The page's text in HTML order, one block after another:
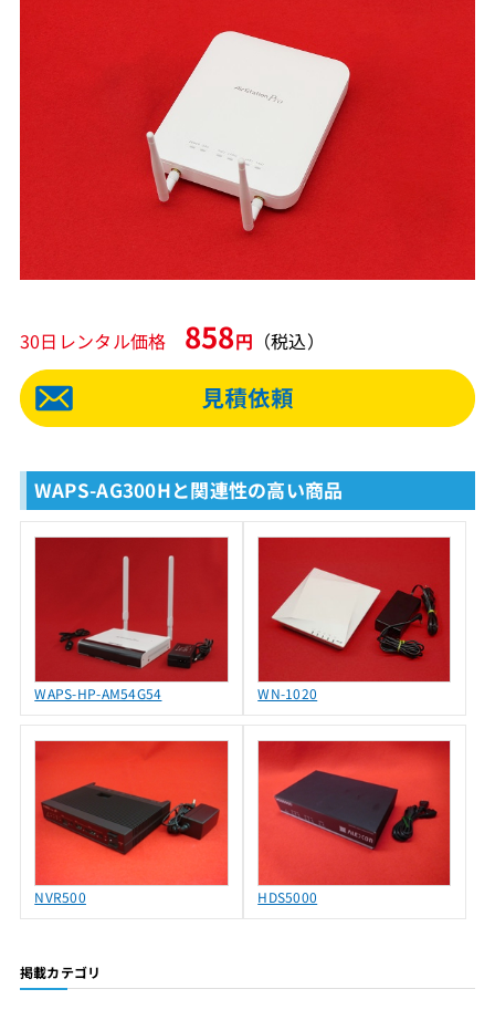
30日レンタル価格 858円 （税込）
WAPS-AG300Hと関連性の高い商品
WAPS-HP-AM54G54 WN-1020
NVR500 HDS5000
掲載カテゴリ